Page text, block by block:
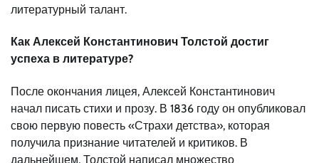
литературный талант.
Как Алексей Константинович Толстой достиг
успеха в литературе?
После окончания лицея, Алексей Константинович
начал писать стихи и прозу. В 1836 году он опубликовал
свою первую повесть «Страхи детства», которая
получила признание читателей и критиков. В
дальнейшем, Толстой написал множество